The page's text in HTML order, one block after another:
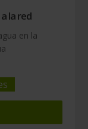
la red
en la